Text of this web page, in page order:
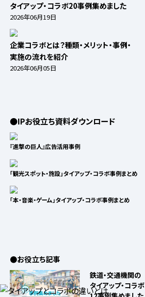
タイアップ・コラボ20事例集めました
2026年06月19日
企業コラボとは？種類・メリット・事例・
実施の流れを紹介
2026年06月05日
●IPお役立ち資料ダウンロード
『進撃の巨人』広告活用事例
「観光スポット・施設」タイアップ・コラボ事例まとめ
「本・音楽・ゲーム」タイアップ・コラボ事例まとめ
●お役立ち記事
鉄道・交通機関の
タイアップ・コラボ